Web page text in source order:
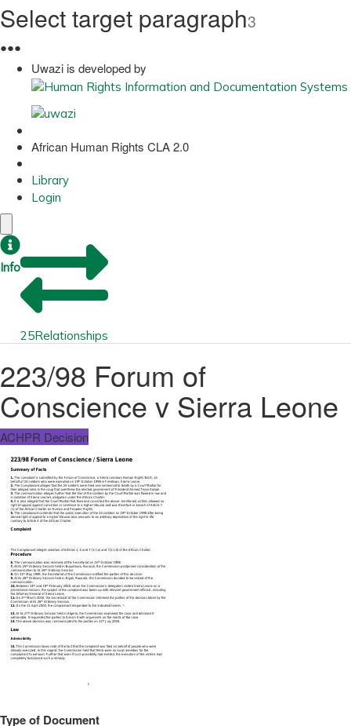
Select target paragraph3
●●●
Uwazi is developed by
African Human Rights CLA 2.0
Library
Login
Info
25Relationships
223/98 Forum of
Conscience v Sierra Leone
ACHPR Decision
Type of Document